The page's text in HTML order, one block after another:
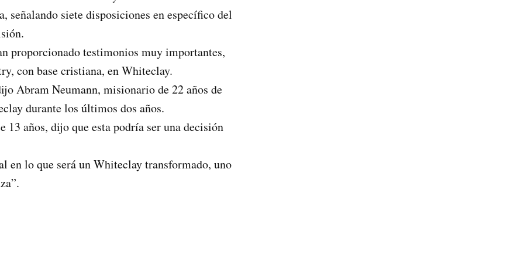
siete disposiciones en específico del
proporcionado testimonios muy importantes,
con base cristiana, en Whiteclay.
Abram Neumann, misionario de 22 años de
durante los últimos dos años.
años, dijo que esta podría ser una decisión
en lo que será un Whiteclay transformado, uno